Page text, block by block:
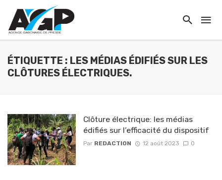
ÉTIQUETTE : LES MÉDIAS ÉDIFIÉS SUR LES
CLÔTURES ÉLECTRIQUES.
Clôture électrique: les médias
édifiés sur l’efficacité du dispositif
Par REDACTION 12 août 2023 0